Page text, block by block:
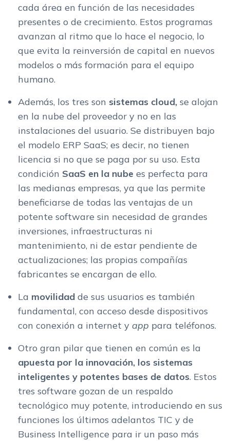
cada área en función de las necesidades
presentes o de crecimiento. Estos programas
avanzan al ritmo que lo hace el negocio, lo
que evita la reinversión de capital en nuevos
modelos o más formación para el equipo
humano.
Además, los tres son sistemas cloud, se alojan
en la nube del proveedor y no en las
instalaciones del usuario. Se distribuyen bajo
el modelo ERP SaaS; es decir, no tienen
licencia si no que se paga por su uso. Esta
condición SaaS en la nube es perfecta para
las medianas empresas, ya que las permite
beneficiarse de todas las ventajas de un
potente software sin necesidad de grandes
inversiones, infraestructuras ni
mantenimiento, ni de estar pendiente de
actualizaciones; las propias compañías
fabricantes se encargan de ello.
La movilidad de sus usuarios es también
fundamental, con acceso desde dispositivos
con conexión a internet y app para teléfonos.
Otro gran pilar que tienen en común es la
apuesta por la innovación, los sistemas
inteligentes y potentes bases de datos. Estos
tres software gozan de un respaldo
tecnológico muy potente, introduciendo en sus
funciones los últimos adelantos TIC y de
Business Intelligence para ir un paso más